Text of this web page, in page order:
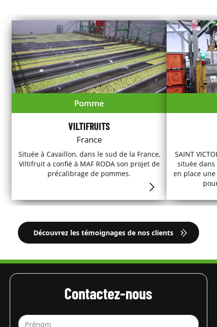
Pomme
VILTIFRUITS
France
Située à Cavaillon, dans le sud de la France,
Viltifruit a confié à MAF RODA son projet de
précalibrage de pommes.
SAINT
située dans
en place
Découvrez les témoignages de nos clients
Contactez-nous
Prénom